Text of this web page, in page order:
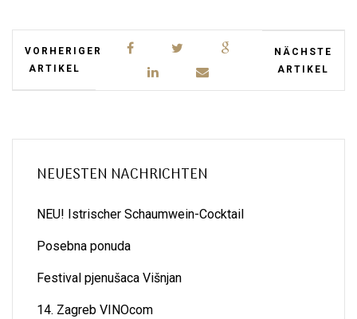
VORHERIGER
ARTIKEL
NÄCHSTE
ARTIKEL
NEUESTEN NACHRICHTEN
NEU! Istrischer Schaumwein-Cocktail
Posebna ponuda
Festival pjenušaca Višnjan
14. Zagreb VINOcom